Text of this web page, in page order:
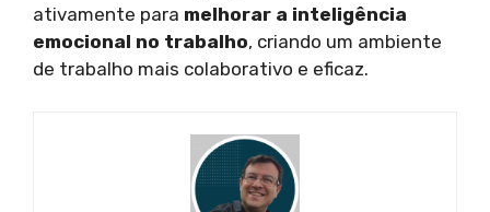
ativamente para melhorar a inteligência
emocional no trabalho, criando um ambiente
de trabalho mais colaborativo e eficaz.